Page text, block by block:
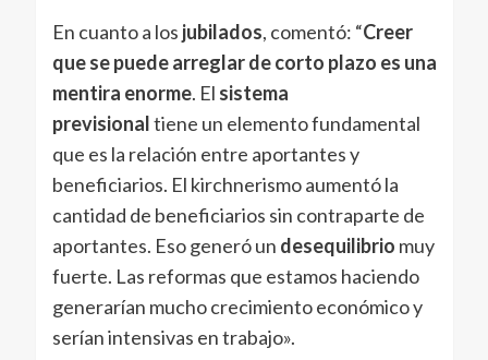
En cuanto a los jubilados, comentó: “Creer
que se puede arreglar de corto plazo es una
mentira enorme. El sistema
previsionaltiene un elemento fundamental
que es la relación entre aportantes y
beneficiarios. El kirchnerismo aumentó la
cantidad de beneficiarios sin contraparte de
aportantes. Eso generó un desequilibrio muy
fuerte. Las reformas que estamos haciendo
generarían mucho crecimiento económico y
serían intensivas en trabajo».